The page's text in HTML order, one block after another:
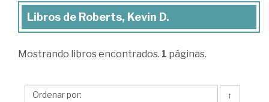
Libros
Roberts,
Libros de Roberts, Kevin D.
Mostrando libros encontrados. 1 páginas.
↑